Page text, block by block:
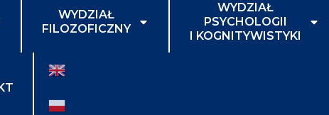
WYDZIAŁ
FILOZOFICZNY
WYDZIAŁ
PSYCHOLOGII
I KOGNITYWISTYKI